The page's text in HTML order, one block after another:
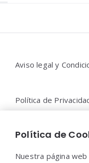
Aviso legal y
Política de
Contacto |
Política de
Nuestra página web